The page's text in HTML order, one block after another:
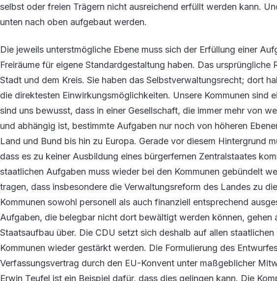
selbst oder freien Trägern nicht ausreichend erfüllt werden kann.
unten nach oben aufgebaut werden.
Die jeweils unterstmögliche Ebene muss sich der Erfüllung einer
Freiräume für eigene Standardgestaltung haben. Das ursprüngliche
Stadt und dem Kreis. Sie haben das Selbstverwaltungsrecht; dort
die direktesten Einwirkungsmöglichkeiten. Unsere Kommunen sind
sind uns bewusst, dass in einer Gesellschaft, die immer mehr von
und abhängig ist, bestimmte Aufgaben nur noch von höheren
Land und Bund bis hin zu Europa. Gerade vor diesem Hintergrund
dass es zu keiner Ausbildung eines bürgerfernen Zentralstaates
staatlichen Aufgaben muss wieder bei den Kommunen gebündelt
tragen, dass insbesondere die Verwaltungsreform des Landes zu
Kommunen sowohl personell als auch finanziell entsprechend
Aufgaben, die belegbar nicht dort bewältigt werden können, gehen
Staatsaufbau über. Die CDU setzt sich deshalb auf allen
Kommunen wieder gestärkt werden. Die Formulierung des
Verfassungsvertrag durch den EU-Konvent unter maßgeblicher
Erwin Teufel ist ein Beispiel dafür, dass dies gelingen kann. Die